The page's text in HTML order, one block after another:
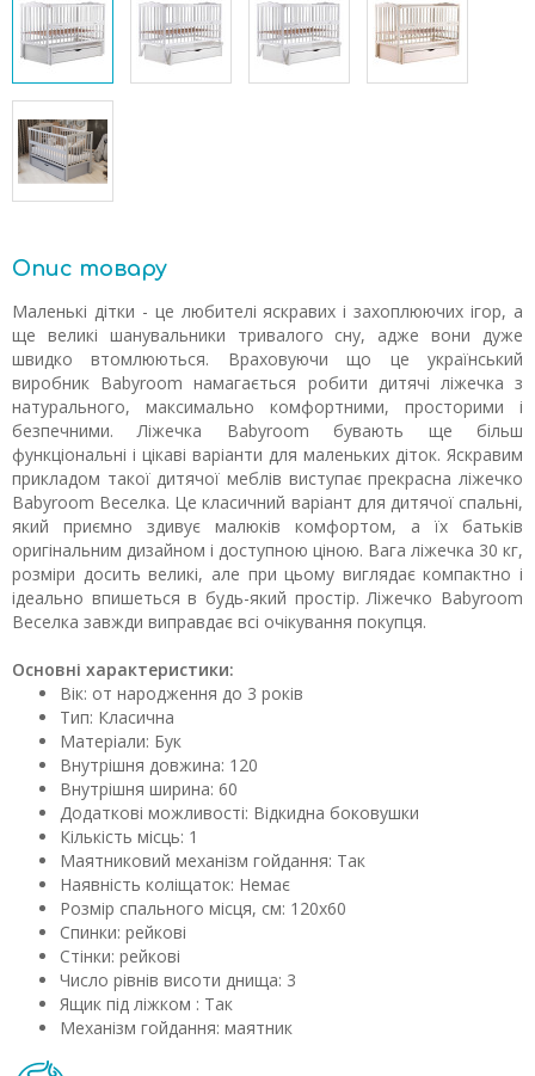
Опис товару
Маленькі дітки - це любителі яскравих і захоплюючих ігор, а
ще великі шанувальники тривалого сну, адже вони дуже
швидко втомлюються. Враховуючи що це український
виробник Babyroom намагається робити дитячі ліжечка з
натурального, максимально комфортними, просторими і
безпечними. Ліжечка Babyroom бувають ще більш
функціональні і цікаві варіанти для маленьких діток. Яскравим
прикладом такої дитячої меблів виступає прекрасна ліжечко
Babyroom Веселка. Це класичний варіант для дитячої спальні,
який приємно здивує малюків комфортом, а їх батьків
оригінальним дизайном і доступною ціною. Вага ліжечка 30 кг,
розміри досить великі, але при цьому виглядає компактно і
ідеально впишеться в будь-який простір. Ліжечко Babyroom
Веселка завжди виправдає всі очікування покупця.
Основні характеристики:
Вік: от народження до 3 років
Тип: Класична
Матеріали: Бук
Внутрішня довжина: 120
Внутрішня ширина: 60
Додаткові можливості: Відкидна боковушки
Кількість місць: 1
Маятниковий механізм гойдання: Так
Наявність коліщаток: Немає
Розмір спального місця, см: 120х60
Спинки: рейкові
Стінки: рейкові
Число рівнів висоти днища: 3
Ящик під ліжком : Так
Механізм гойдання: маятник